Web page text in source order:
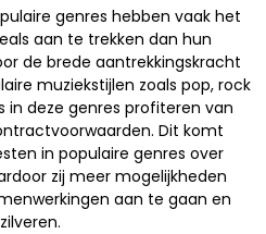
genres hebben vaak het
aan te trekken dan hun
de brede aantrekkingskracht
muziekstijlen zoals pop, rock
in deze genres profiteren van
Dit komt
in populaire genres over
zij meer mogelijkheden
aan te gaan en